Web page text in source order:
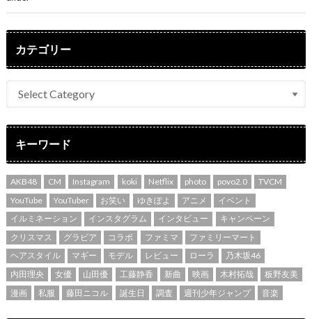
カテゴリー
キーワード
AKB48 CM Instagram koki Netflix photo povo2.0
TVCM
YouTube
YouTuber お笑い ゆきぽよ アニメ
イベント
イルミネーション
インスタグラム インタビュー
キャンペーン
クリスマス
グラビア コラボ ファミマ
ファミリーマート
ヘアスタイル
マギー モデル レビュー ローラ
乃木坂46
内田理央
女優 山田優 工藤静香 新曲 映画 木村拓哉
板野友美
漫画
私服 藤田ニコル 誕生日 調査 週刊少年ジャンプ 音楽